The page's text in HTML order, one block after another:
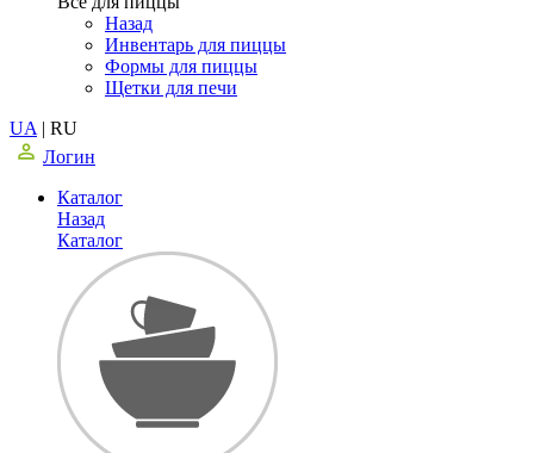
Назад
Инвентарь для пиццы
Формы для пиццы
Щетки для печи
UA | RU
Логин
Каталог
Назад
Каталог